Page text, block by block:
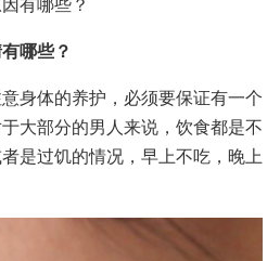
有哪些？
哪些？
身体的养护，必须要保证有一个
大部分的男人来说，饮食都是不
是过饥的情况，早上不吃，晚上